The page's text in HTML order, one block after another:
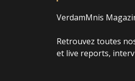
VerdamMnis
Retrouvez toutes
et live reports,